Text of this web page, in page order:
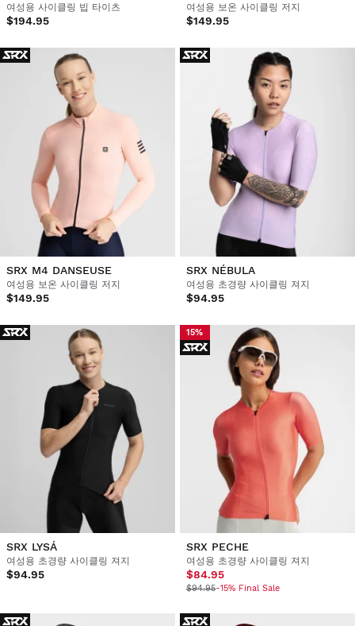
여성용 사이클링 빕 타이츠
$194.95
여성용 보온 사이클링 저지
$149.95
SRX M4 DANSEUSE
여성용 보온 사이클링 저지
$149.95
SRX NÉBULA
여성용 초경량 사이클링 져지
$94.95
SRX LYSÁ
여성용 초경량 사이클링 져지
$94.95
15%
SRX PECHE
여성용 초경량 사이클링 져지
$84.95
$94.95-15% Final Sale